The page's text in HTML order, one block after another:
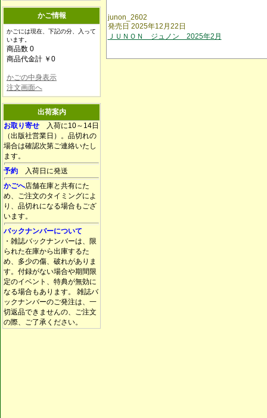
かご情報
かごには現在、下記の分、入って
います。
商品数 0
商品代金計 ￥0
かごの中身表示
注文画面へ
出荷案内
お取り寄せ 入荷に10～14日
（出版社営業日）。品切れの
場合は確認次第ご連絡いたし
ます。
予約 入荷日に発送
かごへ店舗在庫と共有にた
め、ご注文のタイミングによ
り、品切れになる場合もござ
います。
バックナンバーについて
・雑誌バックナンバーは、限
られた在庫から出庫するた
め、多少の傷、破れがありま
す。付録がない場合や期間限
定のイベント、特典が無効に
なる場合もあります。 雑誌バ
ックナンバーのご発注は、一
切返品できませんの、ご注文
の際、ご了承ください。
junon_2602
発売日 2025年12月22日
ＪＵＮＯＮ ジュノン 2025年2月